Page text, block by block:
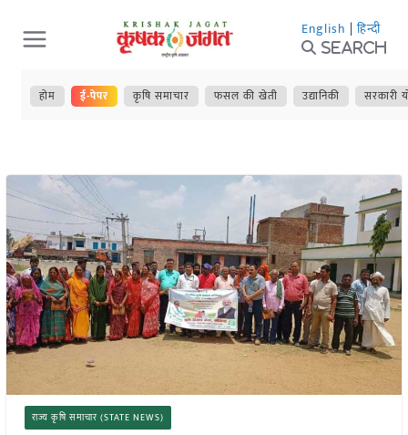
Skip
to
content
English | हिन्दी
Search
होम ई-पेपर कृषि समाचार फसल की खेती उद्यानिकी सरकारी
राज्य कृषि समाचार (STATE NEWS)